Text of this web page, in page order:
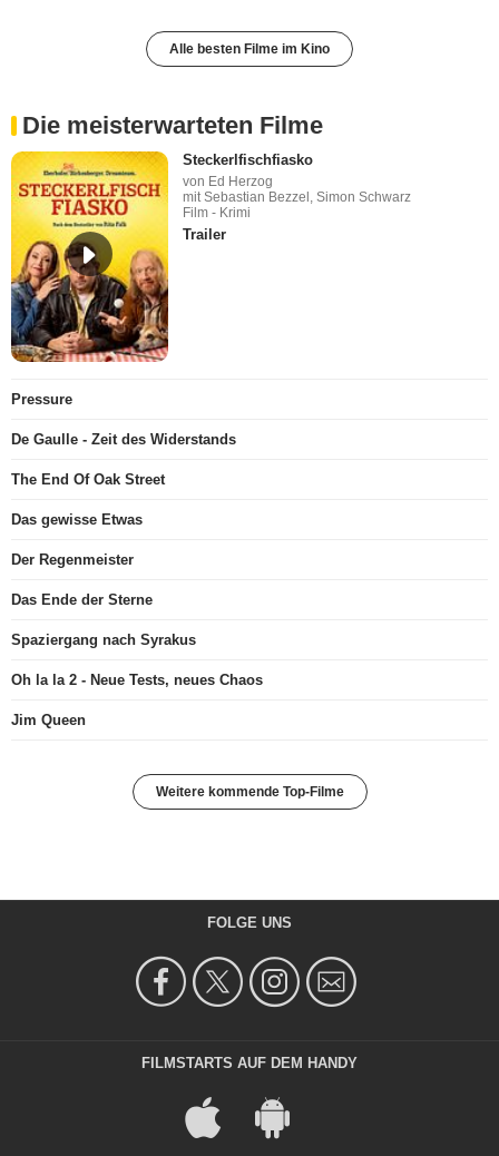
Alle besten Filme im Kino
Die meisterwarteten Filme
Steckerlfischfiasko
von Ed Herzog
mit Sebastian Bezzel, Simon Schwarz
Film - Krimi
Trailer
Pressure
De Gaulle - Zeit des Widerstands
The End Of Oak Street
Das gewisse Etwas
Der Regenmeister
Das Ende der Sterne
Spaziergang nach Syrakus
Oh la la 2 - Neue Tests, neues Chaos
Jim Queen
Weitere kommende Top-Filme
FOLGE UNS
FILMSTARTS AUF DEM HANDY